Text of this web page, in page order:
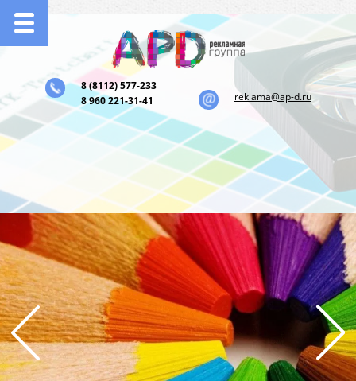
8 (8112) 577-233
8 960 221-31-41
reklama@ap-d.ru